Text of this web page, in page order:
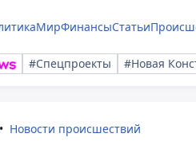
МирФинансыСтатьи
#Спецпроекты #Новая
Новости происшествий